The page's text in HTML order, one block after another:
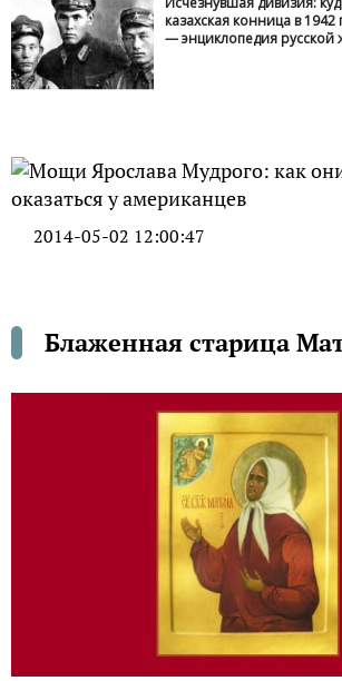
Люди из разных мест приходят,
этой подвижнице веры и благочестия
получают просимое. Несканчаем
верующих, которые идут к святым
к святым мощам малеленькой
не так давно жившей среди нас и
несущей по жизни свои скорби,
Молитвой и святой водой исцеляла
духовным предвидением
опасностей и бед. К ней шли за
безнадежных безвыходных ситуациях.
утешала:все будет хорошо. Молилась
отступала. Благодаря своему особому
дару, матушка Матрона помогла
ее почитали еще при жизни. А после
причислили к лику святых.